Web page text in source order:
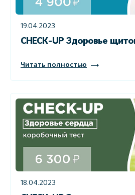
19.04.2023
CHECK-UP Здоровье
Читать полностью
18.04.2023